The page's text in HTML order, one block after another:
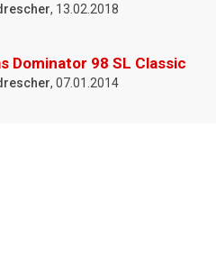
, 13.02.2018
Dominator 98 SL Classic
, 07.01.2014